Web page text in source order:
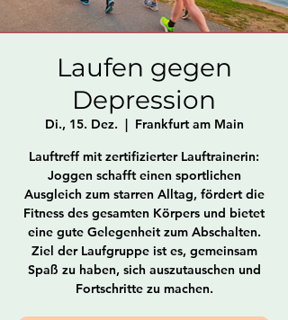
Laufen gegen
Depression
Di., 15. Dez.
  |
Frankfurt am Main
Lauftreff mit zertifizierter Lauftrainerin:
Joggen schafft einen sportlichen
Ausgleich zum starren Alltag, fördert die
Fitness des gesamten Körpers und bietet
eine gute Gelegenheit zum Abschalten.
Ziel der Laufgruppe ist es, gemeinsam
Spaß zu haben, sich auszutauschen und
Fortschritte zu machen.